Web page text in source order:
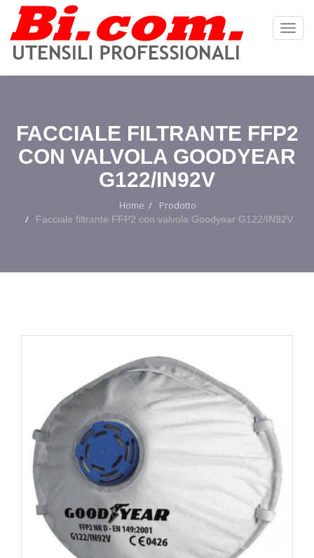
FACCIALE FILTRANTE FFP2
CON VALVOLA GOODYEAR
G122/IN92V
Home Prodotto
Facciale filtrante FFP2 con valvola Goodyear G122/IN92V